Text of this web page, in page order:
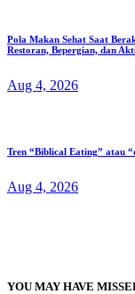
Pola Makan Sehat Saat
Restoran, Bepergian, dan
Aug 4, 2026
Tren “Biblical Eating” atau
Aug 4, 2026
YOU MAY HAVE